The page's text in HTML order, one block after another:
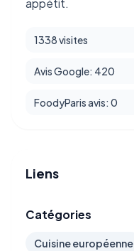
appétit.
1338 visites
Avis Google: 420
FoodyParis avis: 0
Liens
Catégories
Cuisine européenne